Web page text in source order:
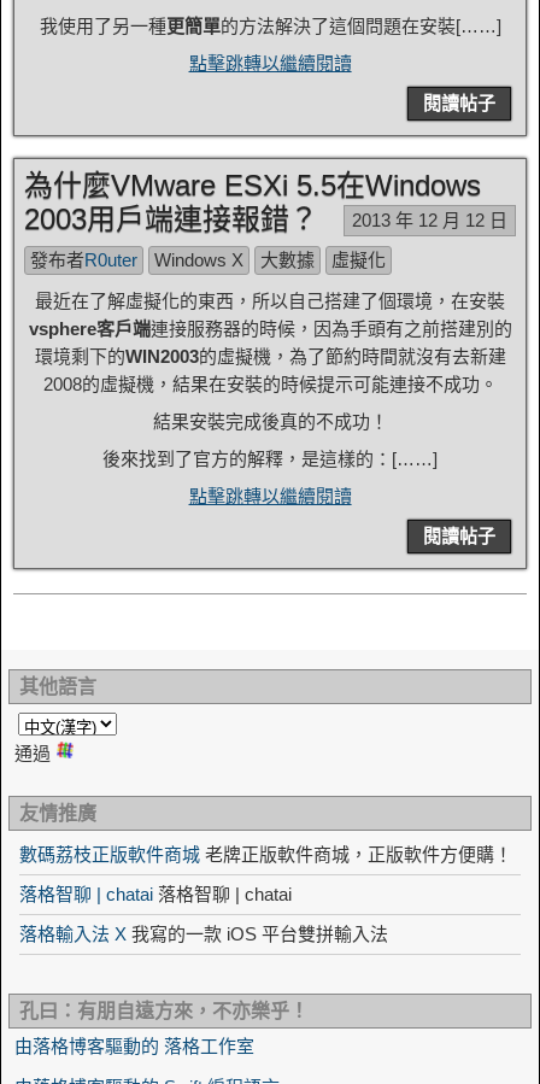
我使用了另一種更簡單的方法解決了這個問題在安裝[……]
點擊跳轉以繼續閱讀
閱讀帖子
為什麼VMware ESXi 5.5在Windows
2003用戶端連接報錯？
2013 年 12 月 12 日
發布者R0uter Windows X 大數據
虛擬化
最近在了解虛擬化的東西，所以自己搭建了個環境，在安裝
vsphere客戶端連接服務器的時候，因為手頭有之前搭建別的
環境剩下的WIN2003的虛擬機，為了節約時間就沒有去新建
2008的虛擬機，結果在安裝的時候提示可能連接不成功。
結果安裝完成後真的不成功！
後來找到了官方的解釋，是這樣的：[……]
點擊跳轉以繼續閱讀
閱讀帖子
其他語言
通過
友情推廣
數碼荔枝正版軟件商城 老牌正版軟件商城，正版軟件方便購！
落格智聊 | chatai 落格智聊 | chatai
落格輸入法 X 我寫的一款 iOS 平台雙拼輸入法
孔曰：有朋自遠方來，不亦樂乎！
由落格博客驅動的 落格工作室